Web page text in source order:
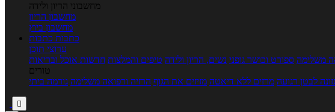
מחשבוני הריון ולידה
מחשבון הריון
מחשבון ביוץ
כתבות כתבות
ערוצי תוכן
משלימה ספורט וכושר גופני נשים, הריון ולידה טיפים והמלצות חדשות אוכל ובריאות
טורים
לבטן רגועה מרזים ללא דיאטה מזיזים את הגוף הרזיה ורפואה משלימה גורמה ביתי
